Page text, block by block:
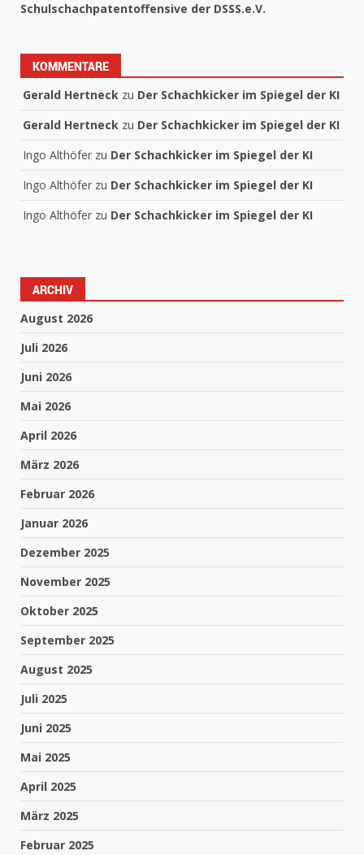
Schulschachpatentoffensive der DSSS.e.V.
KOMMENTARE
Gerald Hertneck zu Der Schachkicker im Spiegel der KI
Gerald Hertneck zu Der Schachkicker im Spiegel der KI
Ingo Althöfer zu Der Schachkicker im Spiegel der KI
Ingo Althöfer zu Der Schachkicker im Spiegel der KI
Ingo Althöfer zu Der Schachkicker im Spiegel der KI
ARCHIV
August 2026
Juli 2026
Juni 2026
Mai 2026
April 2026
März 2026
Februar 2026
Januar 2026
Dezember 2025
November 2025
Oktober 2025
September 2025
August 2025
Juli 2025
Juni 2025
Mai 2025
April 2025
März 2025
Februar 2025